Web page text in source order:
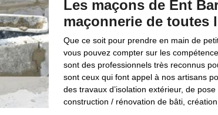
Les maçons de Ent
maçonnerie de toutes
Que ce soit pour prendre en main de
vous pouvez compter sur les
sont des professionnels très reconnus
sont ceux qui font appel à nos artisans
des travaux d’isolation extérieur, de
construction / rénovation de bâti,